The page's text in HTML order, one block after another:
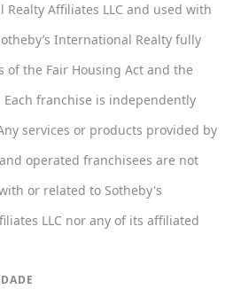
Affiliates LLC and used with
International Realty fully
the Fair Housing Act and the
franchise is independently
services or products provided by
operated franchisees are not
or related to Sotheby's
LLC nor any of its affiliated